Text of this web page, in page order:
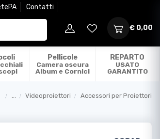
Contatti
€ 0,00
Pellicole
Camera oscura
Album e Cornici
REPARTO
USATO
GARANTITO
Videoproiettori Accessori per Proiettori